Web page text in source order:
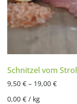
Schnitzel vom
9,50 €– 19,00 €
0,00 €/ kg